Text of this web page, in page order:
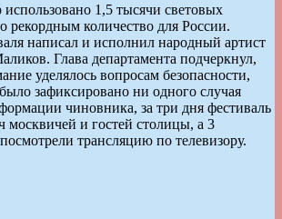
1,5 тысячи световых
рекордным количество для России.
написал и исполнил народный артист
Глава департамента подчеркнул,
уделялось вопросам безопасности,
зафиксировано ни одного случая
чиновника, за три дня фестиваль
москвичей и гостей столицы, а 3
трансляцию по телевизору.